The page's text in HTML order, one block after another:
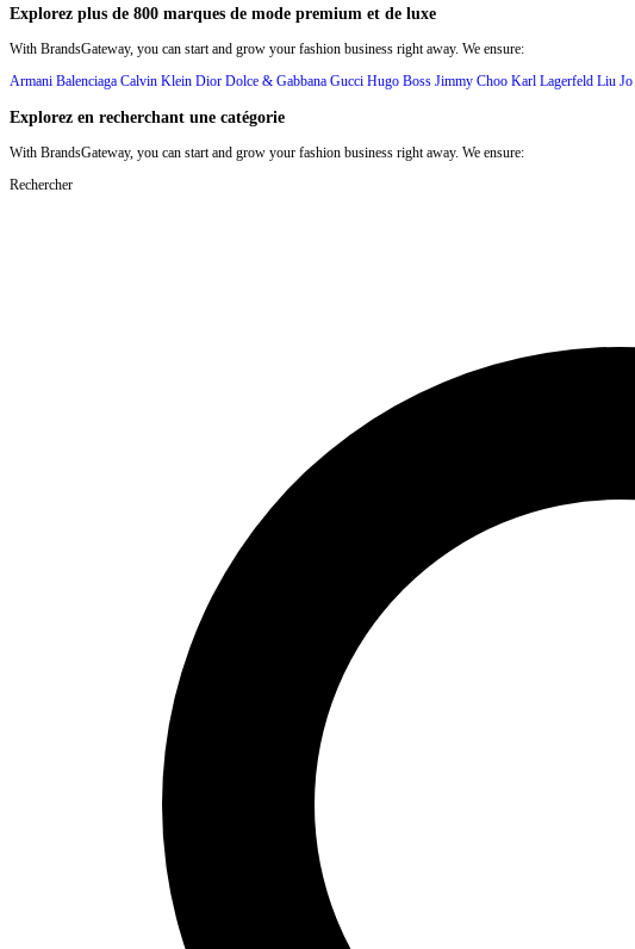
Explorez plus de 800 marques de mode premium et de luxe
With BrandsGateway, you can start and grow your fashion business right away. We ensure:
Armani Balenciaga Calvin Klein Dior Dolce & Gabbana Gucci Hugo Boss Jimmy Choo Karl Lagerfeld Liu Jo
Explorez en recherchant une catégorie
With BrandsGateway, you can start and grow your fashion business right away. We ensure:
Rechercher